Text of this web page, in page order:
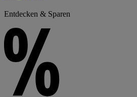
Entdecken & Sparen